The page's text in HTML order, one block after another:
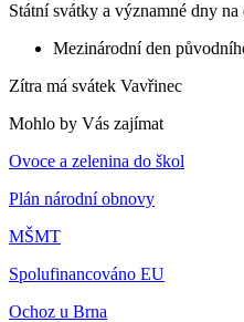
Státní svátky a významné dny na
Mezinárodní den
Zítra má svátek Vavřinec
Mohlo by Vás zajímat
Ovoce a zelenina do škol
Plán národní obnovy
MŠMT
Spolufinancováno EU
Ochoz u Brna